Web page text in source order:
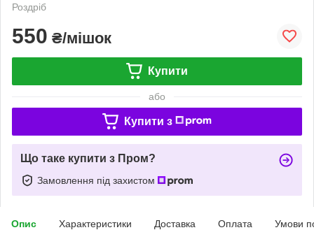
Роздріб
550 ₴/мішок
Купити
або
Купити з
Що таке купити з Пром?
Замовлення під захистом
Опис Характеристики Доставка Оплата Умови